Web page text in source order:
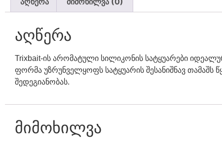
აღწერა
Trixbait-ის არომატული სილიკონის სატყუარები
ფორმა უზრუნველყოფს სატყუარის შესანიშნავ
შედეგიანობას.
მიმოხილვა